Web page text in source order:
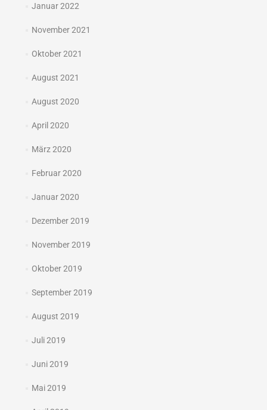
Januar 2022
November 2021
Oktober 2021
August 2021
August 2020
April 2020
März 2020
Februar 2020
Januar 2020
Dezember 2019
November 2019
Oktober 2019
September 2019
August 2019
Juli 2019
Juni 2019
Mai 2019